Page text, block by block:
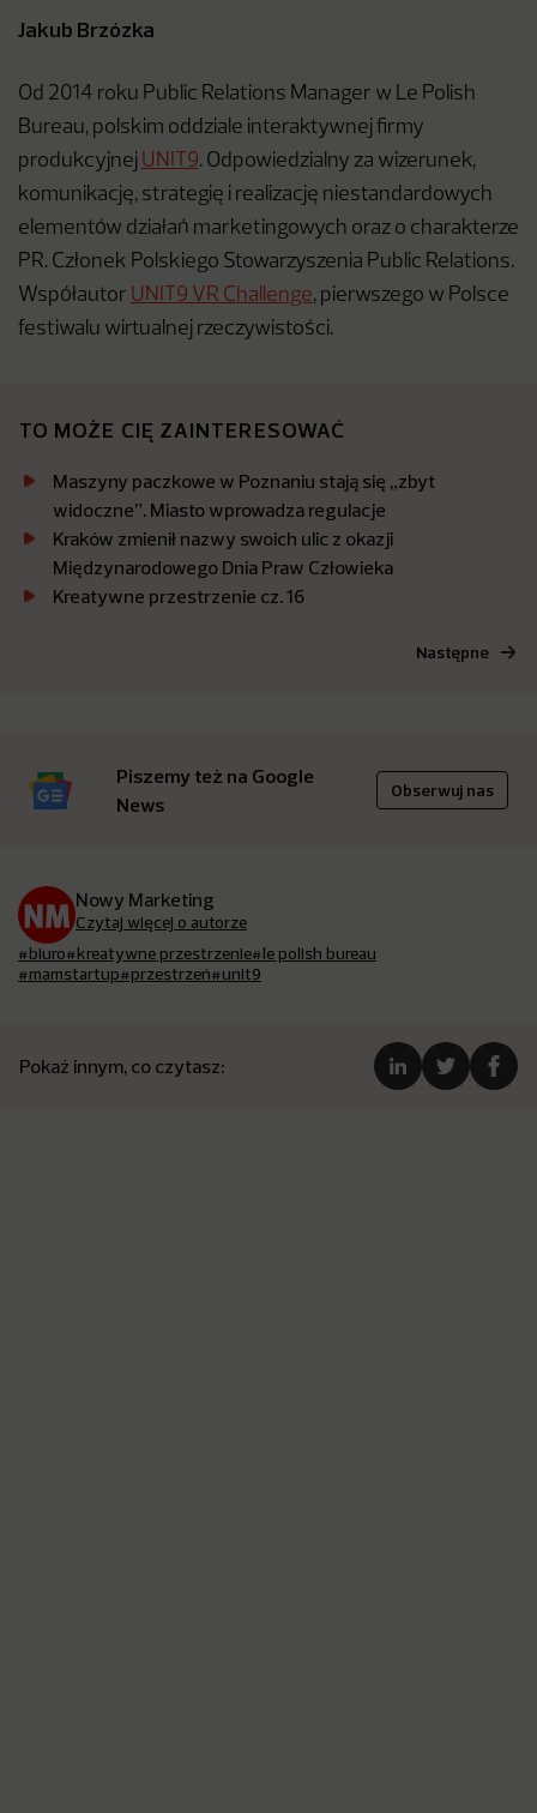
Jakub Brzózka
Od 2014 roku Public Relations Manager w Le Polish
Bureau, polskim oddziale interaktywnej firmy
produkcyjnej UNIT9. Odpowiedzialny za wizerunek,
komunikację, strategię i realizację niestandardowych
elementów działań marketingowych oraz o charakterze
PR. Członek Polskiego Stowarzyszenia Public Relations.
Współautor UNIT9 VR Challenge, pierwszego w Polsce
festiwalu wirtualnej rzeczywistości.
TO MOŻE CIĘ ZAINTERESOWAĆ
Maszyny paczkowe w Poznaniu stają się „zbyt
widoczne”. Miasto wprowadza regulacje
Kraków zmienił nazwy swoich ulic z okazji
Międzynarodowego Dnia Praw Człowieka
Kreatywne przestrzenie cz. 16
Następne
Piszemy też na Google
News
Obserwuj nas
Nowy Marketing
Czytaj więcej o autorze
#biuro#kreatywne przestrzenie#le polish bureau
#mamstartup#przestrzeń#unit9
Pokaż innym, co czytasz: